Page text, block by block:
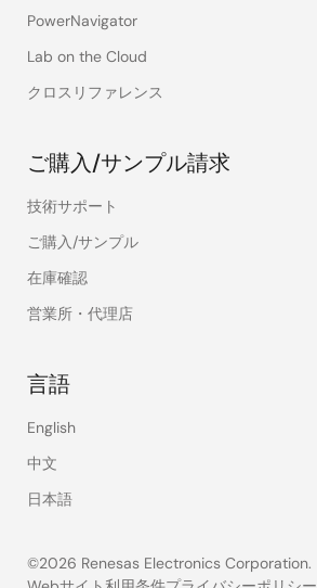
PowerNavigator
Lab on the Cloud
クロスリファレンス
ご購入/サンプル請求
技術サポート
ご購入/サンプル
在庫確認
営業所・代理店
言語
English
中文
日本語
©2026 Renesas Electronics Corporation.